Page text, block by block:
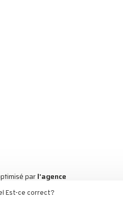
parl'agence
Est-ce correct?